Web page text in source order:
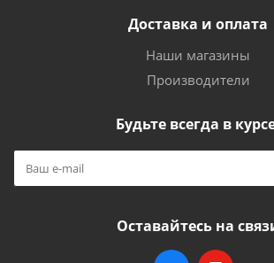
Доставка и оплата
Наши магазины
Производители
Будьте всегда в
Оставайтесь на